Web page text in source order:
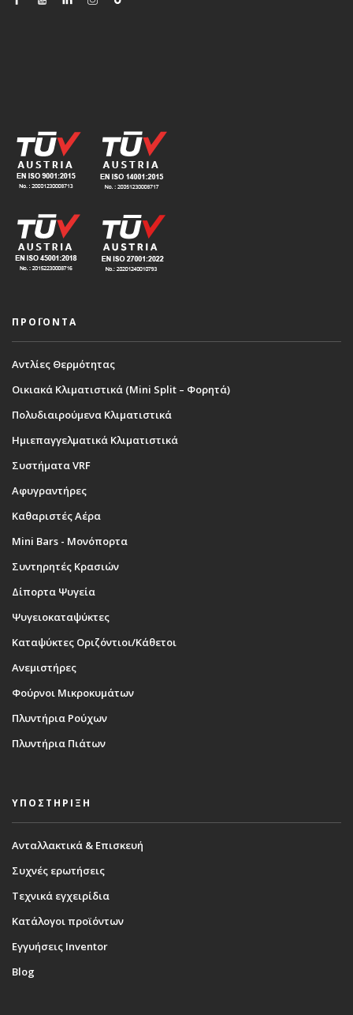
ΠΡΟΪΟΝΤΑ
Αντλίες Θερμότητας
Οικιακά Κλιματιστικά (Mini Split – Φορητά)
Πολυδιαιρούμενα Κλιματιστικά
Ημιεπαγγελματικά Κλιματιστικά
Συστήματα VRF
Αφυγραντήρες
Καθαριστές Αέρα
Mini Bars - Μονόπορτα
Συντηρητές Κρασιών
Δίπορτα Ψυγεία
Ψυγειοκαταψύκτες
Καταψύκτες Οριζόντιοι/Κάθετοι
Ανεμιστήρες
Φούρνοι Μικροκυμάτων
Πλυντήρια Ρούχων
Πλυντήρια Πιάτων
ΥΠΟΣΤΗΡΙΞΗ
Ανταλλακτικά & Επισκευή
Συχνές ερωτήσεις
Τεχνικά εγχειρίδια
Κατάλογοι προϊόντων
Εγγυήσεις Inventor
Blog